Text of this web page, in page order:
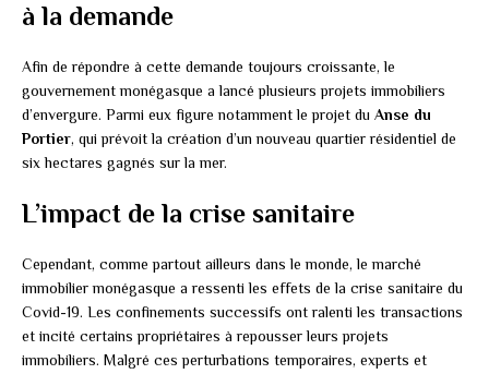
à la demande
Afin de répondre à cette demande toujours croissante, le
gouvernement monégasque a lancé plusieurs projets immobiliers
d’envergure. Parmi eux figure notamment le projet du Anse du
Portier, qui prévoit la création d’un nouveau quartier résidentiel de
six hectares gagnés sur la mer.
L’impact de la crise sanitaire
Cependant, comme partout ailleurs dans le monde, le marché
immobilier monégasque a ressenti les effets de la crise sanitaire du
Covid-19. Les confinements successifs ont ralenti les transactions
et incité certains propriétaires à repousser leurs projets
immobiliers. Malgré ces perturbations temporaires, experts et